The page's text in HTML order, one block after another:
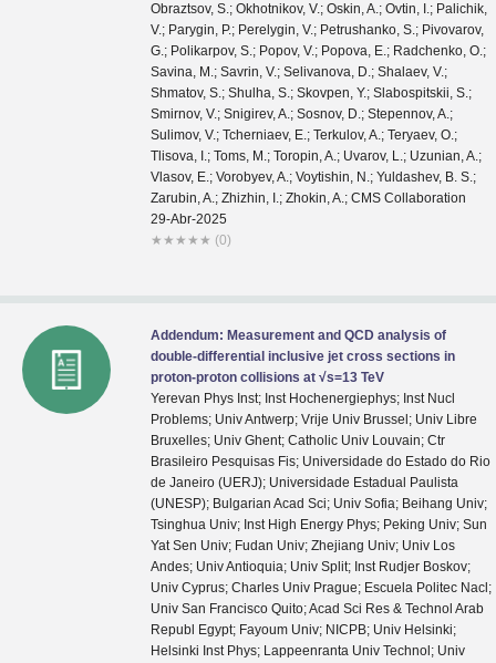
29-Abr-2025
★ ★ ★ ★ ★ (0)
Addendum: Measurement and QCD analysis of
double-differential inclusive jet cross sections in
proton-proton collisions at √s=13 TeV
Yerevan Phys Inst; Inst Hochenergiephys; Inst Nucl
Problems; Univ Antwerp; Vrije Univ Brussel; Univ Libre
Bruxelles; Univ Ghent; Catholic Univ Louvain; Ctr
Brasileiro Pesquisas Fis; Universidade do Estado do Rio
de Janeiro (UERJ); Universidade Estadual Paulista
(UNESP); Bulgarian Acad Sci; Univ Sofia; Beihang Univ;
Tsinghua Univ; Inst High Energy Phys; Peking Univ; Sun
Yat Sen Univ; Fudan Univ; Zhejiang Univ; Univ Los
Andes; Univ Antioquia; Univ Split; Inst Rudjer Boskov;
Univ Cyprus; Charles Univ Prague; Escuela Politec Nacl;
Univ San Francisco Quito; Acad Sci Res & Technol Arab
Republ Egypt; Fayoum Univ; NICPB; Univ Helsinki;
Helsinki Inst Phys; Lappeenranta Univ Technol; Univ